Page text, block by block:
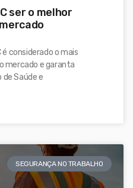
ser o melhor
considerado o mais
mercado e garanta
Saúde e
SEGURANÇA NO TRABALHO